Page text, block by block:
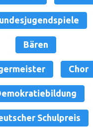
Bären
Chor
Schulpreis